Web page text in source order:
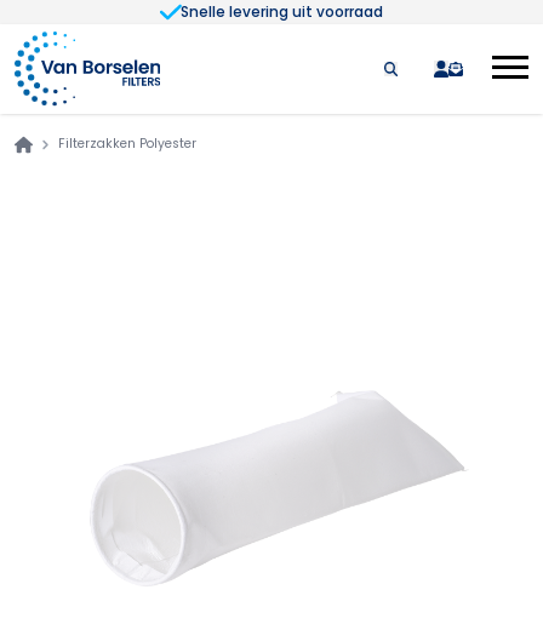
Snelle levering uit voorraad
Ga naar de inhoud
quote
Filterzakken Polyester